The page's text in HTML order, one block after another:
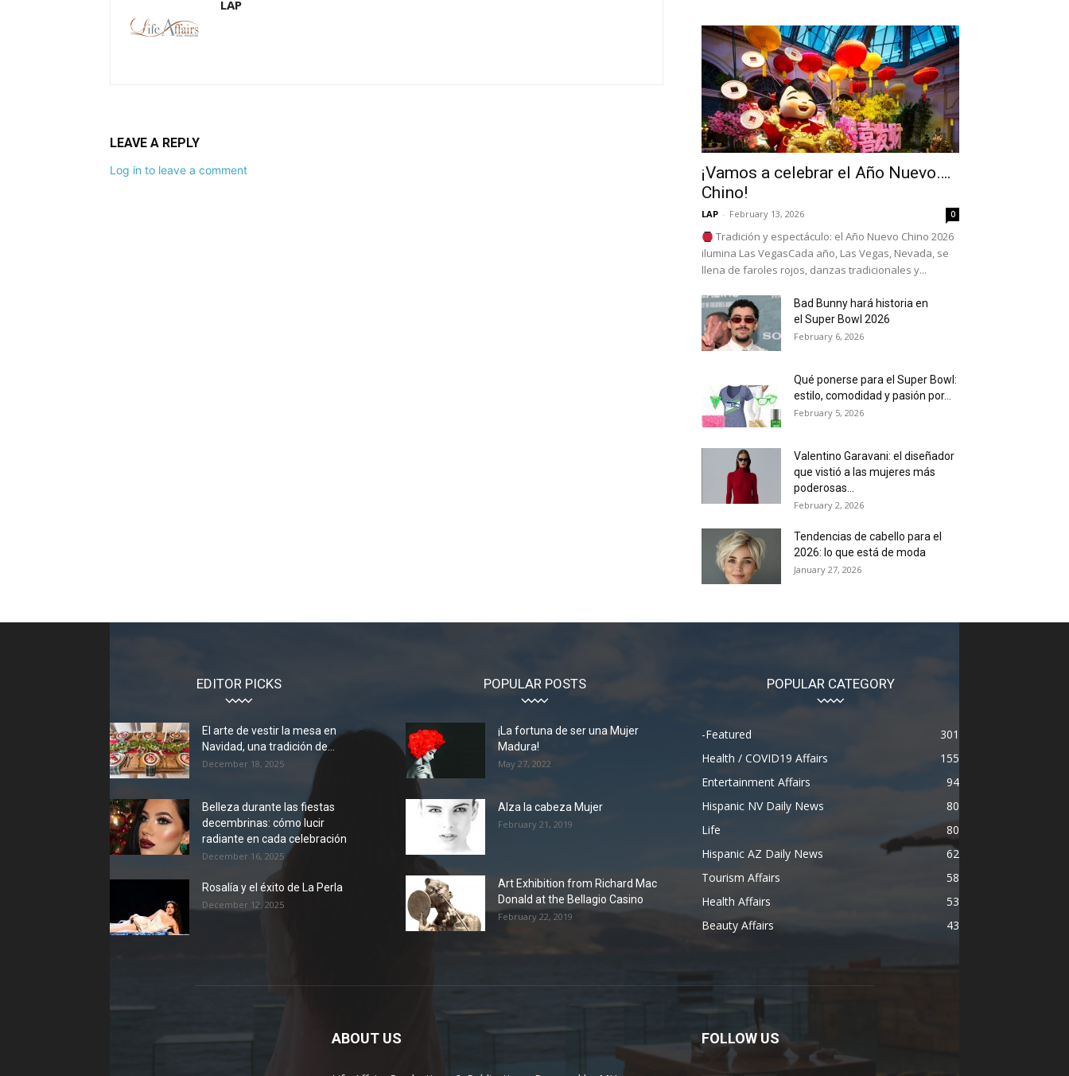
LAP
LEAVE A REPLY
Log in to leave a comment
¡Vamos a celebrar el Año Nuevo….
Chino!
LAP - February 13, 2026 0
Tradición y espectáculo: el Año Nuevo Chino 2026
ilumina Las VegasCada año, Las Vegas, Nevada, se
llena de faroles rojos, danzas tradicionales y...
Bad Bunny hará historia en
el Super Bowl 2026
February 6, 2026
Qué ponerse para el Super Bowl:
estilo, comodidad y pasión por...
February 5, 2026
Valentino Garavani: el diseñador
que vistió a las mujeres más
poderosas...
February 2, 2026
Tendencias de cabello para el
2026: lo que está de moda
January 27, 2026
EDITOR PICKS
El arte de vestir la mesa en
Navidad, una tradición de...
December 18, 2025
Belleza durante las fiestas
decembrinas: cómo lucir
radiante en cada celebración
December 16, 2025
Rosalía y el éxito de La Perla
December 12, 2025
POPULAR POSTS
¡La fortuna de ser una Mujer
Madura!
May 27, 2022
Alza la cabeza Mujer
February 21, 2019
Art Exhibition from Richard Mac
Donald at the Bellagio Casino
February 22, 2019
POPULAR CATEGORY
-Featured
301
Health / COVID19 Affairs
155
Entertainment Affairs
94
Hispanic NV Daily News
80
Life
80
Hispanic AZ Daily News
62
Tourism Affairs
58
Health Affairs
53
Beauty Affairs
43
ABOUT US FOLLOW US